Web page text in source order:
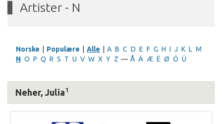
Artister - N
Norske Populære Alle A B C D E F G H I J K L M
N O P Q R S T U V W X Y Z — Å Ä Æ Ë Ø Ö Ü
Neher, Julia1